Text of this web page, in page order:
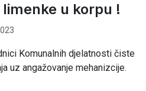
u korpu !
Komunalnih djelatnosti čiste
uz angažovanje mehanizcije.